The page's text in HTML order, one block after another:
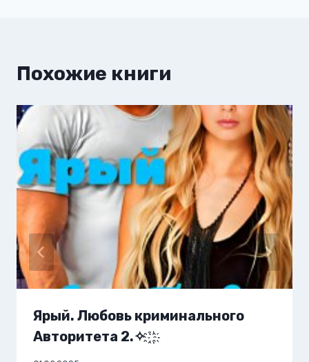
Похожие книги
Ярый. Любовь криминального
Авторитета 2.✧ ҈ ҉